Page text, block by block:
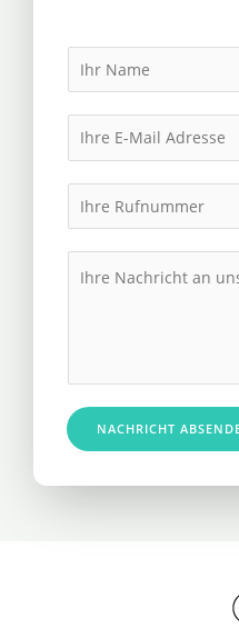
a
m
m
a
h
r
n
u
m
e
NACHRICHT